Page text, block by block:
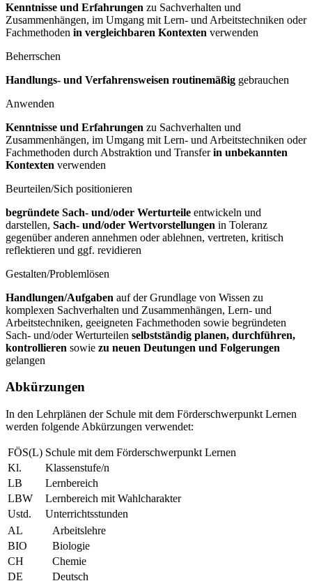
Kenntnisse und Erfahrungen zu Sachverhalten und
Zusammenhängen, im Umgang mit Lern- und Arbeitstechniken oder
Fachmethoden in vergleichbaren Kontexten verwenden
Beherrschen
Handlungs- und Verfahrensweisen routinemäßig gebrauchen
Anwenden
Kenntnisse und Erfahrungen zu Sachverhalten und
Zusammenhängen, im Umgang mit Lern- und Arbeitstechniken oder
Fachmethoden durch Abstraktion und Transferin unbekannten
Kontexten verwenden
Beurteilen/Sich positionieren
begründete Sach- und/oder Werturteile entwickeln und
darstellen, Sach- und/oder Wertvorstellungen in Toleranz
gegenüber anderen annehmen oder ablehnen, vertreten, kritisch
reflektieren und ggf. revidieren
Gestalten/Problemlösen
Handlungen/Aufgaben auf der Grundlage von Wissen zu
komplexen Sachverhalten und Zusammenhängen, Lern- und
Arbeitstechniken, geeigneten Fachmethoden sowie begründeten
Sach- und/oder Werturteilen selbstständig planen, durchführen,
kontrollieren sowie zu neuen Deutungen und Folgerungen
gelangen
Abkürzungen
In den Lehrplänen der Schule mit dem Förderschwerpunkt Lernen
werden folgende Abkürzungen verwendet:
FÖS(L) Schule mit dem Förderschwerpunkt Lernen
Kl.
Klassenstufe/n
LB
Lernbereich
LBW
Lernbereich mit Wahlcharakter
Ustd.
Unterrichtsstunden
AL
Arbeitslehre
BIO
Biologie
CH
Chemie
DE
Deutsch